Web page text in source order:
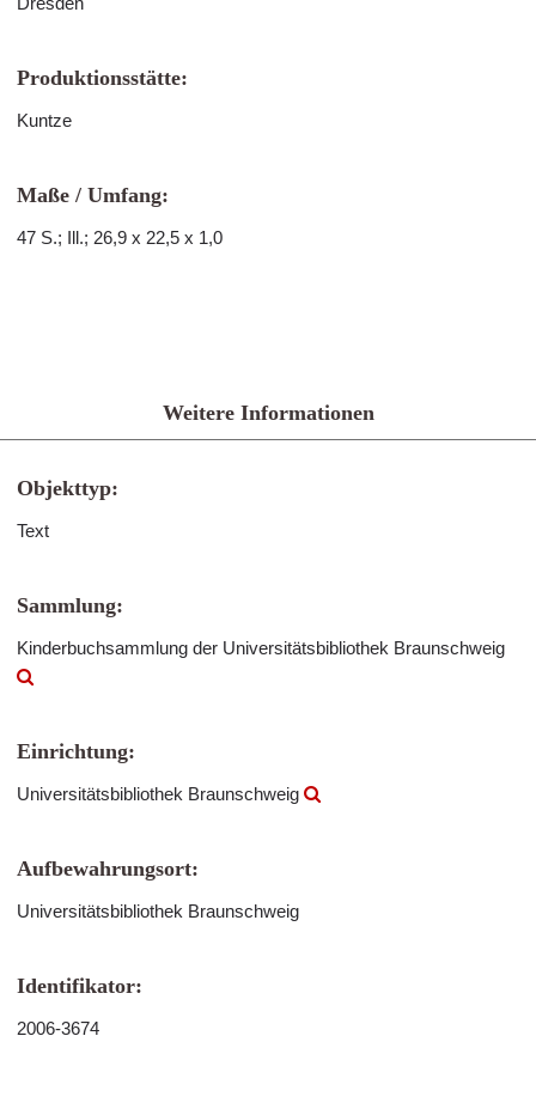
Produktionsstätte:
Kuntze
Maße / Umfang:
47 S.; Ill.; 26,9 x 22,5 x 1,0
Weitere Informationen
Objekttyp:
Text
Sammlung:
Kinderbuchsammlung der Universitätsbibliothek Braunschweig
Einrichtung:
Universitätsbibliothek Braunschweig
Aufbewahrungsort:
Universitätsbibliothek Braunschweig
Identifikator:
2006-3674